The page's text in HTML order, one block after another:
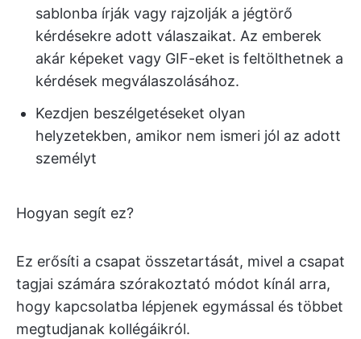
sablonba írják vagy rajzolják a jégtörő
kérdésekre adott válaszaikat. Az emberek
akár képeket vagy GIF-eket is feltölthetnek a
kérdések megválaszolásához.
Kezdjen beszélgetéseket olyan
helyzetekben, amikor nem ismeri jól az adott
személyt
Hogyan segít ez?
Ez erősíti a csapat összetartását, mivel a csapat
tagjai számára szórakoztató módot kínál arra,
hogy kapcsolatba lépjenek egymással és többet
megtudjanak kollégáikról.